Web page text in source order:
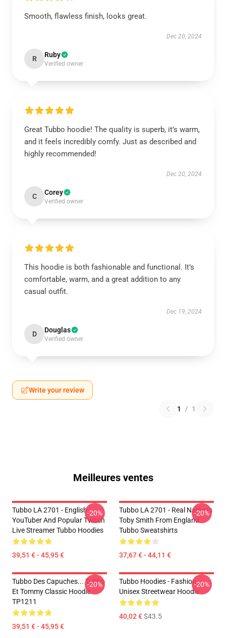
Smooth, flawless finish, looks great.
Dec 20, 2024
R Ruby
Verified owner
Great Tubbo hoodie! The quality is superb, it’s warm,
and it feels incredibly comfy. Just as described and
highly recommended!
Dec 20, 2024
C Corey
Verified owner
This hoodie is both fashionable and functional. It’s
comfortable, warm, and a great addition to any
casual outfit.
Dec 19, 2024
D Douglas
Verified owner
Write your review
1 / 1
Meilleures ventes
Tubbo LA 2701 - English
YouTuber And Popular Twitch
Live Streamer Tubbo Hoodies
39,51 € - 45,95 €
-20%
Tubbo LA 2701 - Real Name Is
Toby Smith From England
Tubbo Sweatshirts
37,67 € - 44,11 €
-20%
Tubbo Des Capuches... Tubbo
Et Tommy Classic Hoodie
TP1211
39,51 € - 45,95 €
-20%
Tubbo Hoodies - Fashion
Unisex Streetwear Hoodie
40,02 €$43.5
-20%